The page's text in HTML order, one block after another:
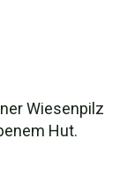
Wiesenpilz
Hut.